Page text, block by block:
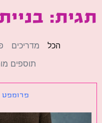
בניית
מדריכים פונטים
תוספים
פרומפט שלי